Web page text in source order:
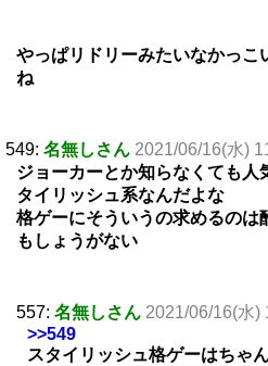
やっぱリドリーみたいなかっこ
ね
549: 名無しさん 2021/06/16(水)
ジョーカーとか知らなくても人
タイリッシュ系なんだよな
格ゲーにそういうの求めるのは
もしょうがない
557: 名無しさん 2021/06/16(水)
>>549
スタイリッシュ格ゲーはちゃ